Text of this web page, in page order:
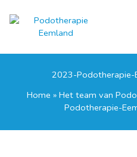
naar
2023-Podotherapie-
Home » Het team van
Podotherapie-